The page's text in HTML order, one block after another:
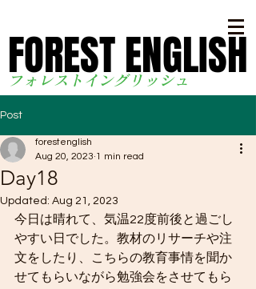
フォレストイングリッシュ
FOREST ENGLISH
FOREST ENGLISH
Post
Day18
forestenglish
Aug 20, 2023 1 min read
Updated: Aug 21, 2023
今日は晴れて、気温22度前後と過ごし
やすい日でした。教材のリサーチや注
文をしたり、こちらの教育事情を聞か
せてもらいながら勉強会をさせてもら